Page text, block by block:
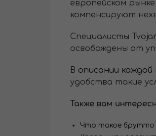
европейском
компенсируют
Специалисты
освобождены от
В описании каждой
удобства такие
Также вам
Что такое брутто